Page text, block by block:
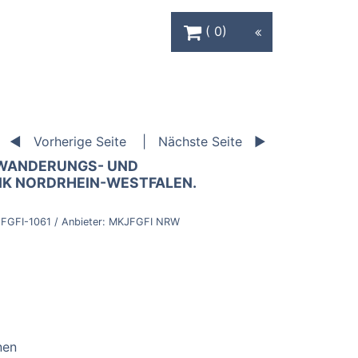
0
Vorherige Seite Nächste Seite
UND
NORDRHEIN-WESTFALEN.
1061 / Anbieter: MKJFGFI NRW